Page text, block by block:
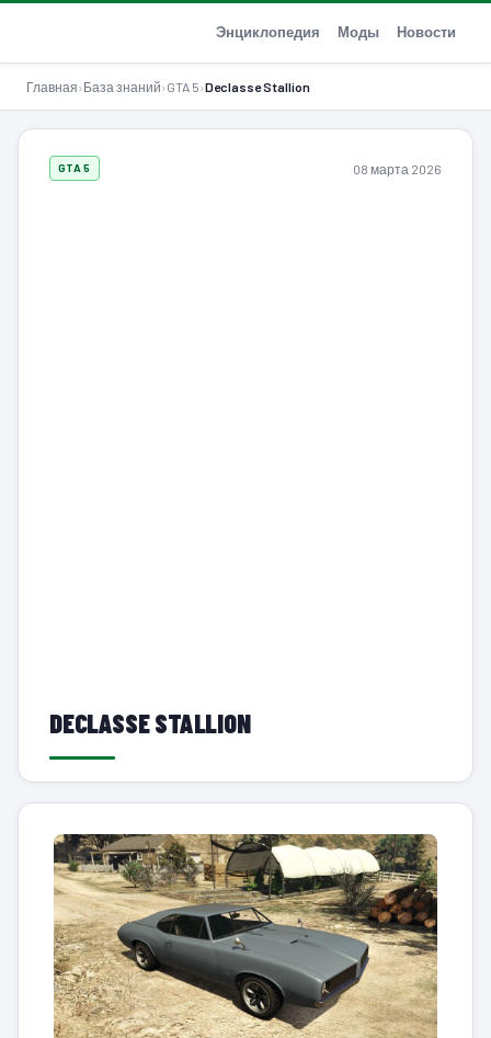
Энциклопедия Моды Новости
Главная›База знаний›GTA 5›Declasse Stallion
GTA 5 08 марта 2026
DECLASSE STALLION